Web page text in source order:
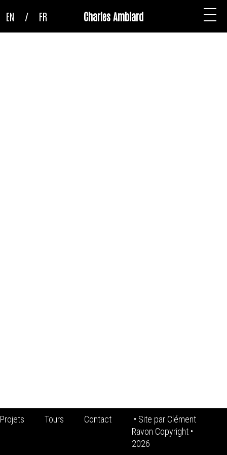
Charles Amblard
EN / FR
Projets Tours Contact • Site par Clément
Ravon Copyright •
2026